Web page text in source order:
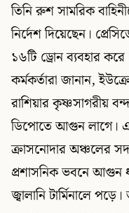
তিনি রুশ সামরিক
নির্দেশ দিয়েছেন।
১৬টি ড্রোন ব্যবহার
কর্মকর্তারা জানান,
রাশিয়ার কৃষ্ণসাগরীয়
ডিপোতে আগুন লাগে।
ক্রাসনোদার অঞ্চলের
প্রশাসনিক ভবনে আগুন
জ্বালানি টার্মিনালে